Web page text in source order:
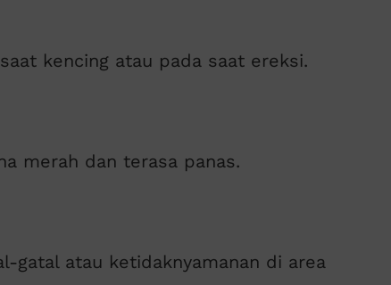
kencing atau pada saat ereksi.
merah dan terasa panas.
gatal atau ketidaknyamanan di area